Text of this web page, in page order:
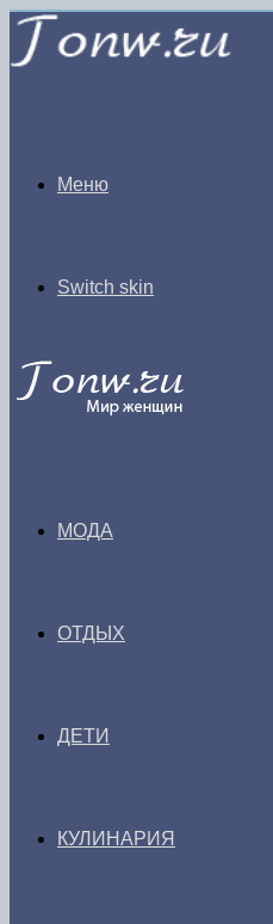
Меню
Switch skin
МОДА
ОТДЫХ
ДЕТИ
КУЛИНАРИЯ